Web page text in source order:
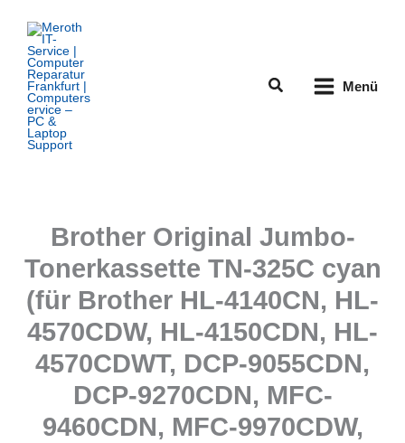
Inhalt
springen
Suchen Menü
Brother Original Jumbo-
Tonerkassette TN-325C cyan
(für Brother HL-4140CN, HL-
4570CDW, HL-4150CDN, HL-
4570CDWT, DCP-9055CDN,
DCP-9270CDN, MFC-
9460CDN, MFC-9970CDW,